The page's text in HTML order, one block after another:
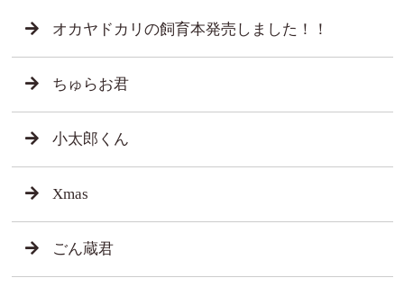
オカヤドカリの飼育本発売しました！！
ちゅらお君
小太郎くん
Xmas
ごん蔵君